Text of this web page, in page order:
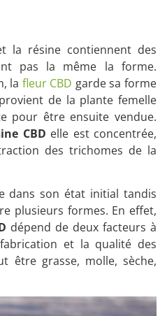
la résine contiennent des
pas la même la forme.
la fleur CBD garde sa forme
de la plante femelle
pour être ensuite vendue.
CBD elle est concentrée,
des trichomes de la
dans son état initial tandis
plusieurs formes. En effet,
dépend de deux facteurs à
et la qualité des
être grasse, molle, sèche,